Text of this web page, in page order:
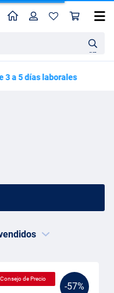
en
Perfil
a 5 días laborales
-57%
Consejo de Precio